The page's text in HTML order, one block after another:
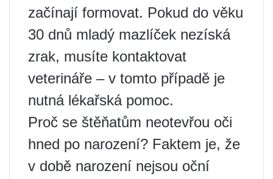
začínají formovat. Pokud do věku
30 dnů mladý mazlíček nezíská
zrak, musíte kontaktovat
veterináře – v tomto případě je
nutná lékařská pomoc.
Proč se štěňatům neotevřou oči
hned po narození? Faktem je, že
v době narození nejsou oční